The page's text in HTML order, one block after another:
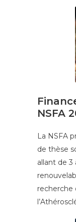
NSFA
La NSFA
de thèse
allant de 3
recherche